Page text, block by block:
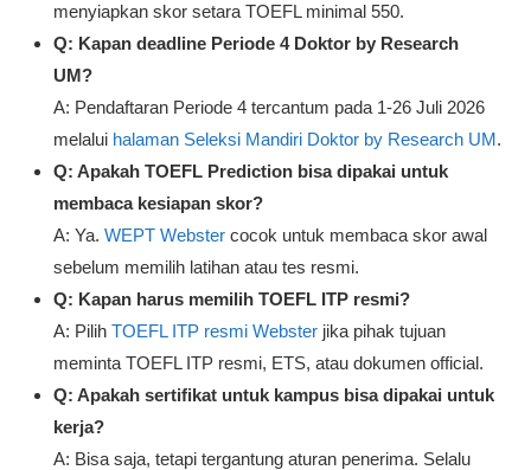
menyiapkan skor setara TOEFL minimal 550.
Q: Kapan deadline Periode 4 Doktor by Research
UM?
A: Pendaftaran Periode 4 tercantum pada 1-26 Juli 2026
melalui halaman Seleksi Mandiri Doktor by Research UM.
Q: Apakah TOEFL Prediction bisa dipakai untuk
membaca kesiapan skor?
A: Ya. WEPT Webster cocok untuk membaca skor awal
sebelum memilih latihan atau tes resmi.
Q: Kapan harus memilih TOEFL ITP resmi?
A: Pilih TOEFL ITP resmi Webster jika pihak tujuan
meminta TOEFL ITP resmi, ETS, atau dokumen official.
Q: Apakah sertifikat untuk kampus bisa dipakai untuk
kerja?
A: Bisa saja, tetapi tergantung aturan penerima. Selalu